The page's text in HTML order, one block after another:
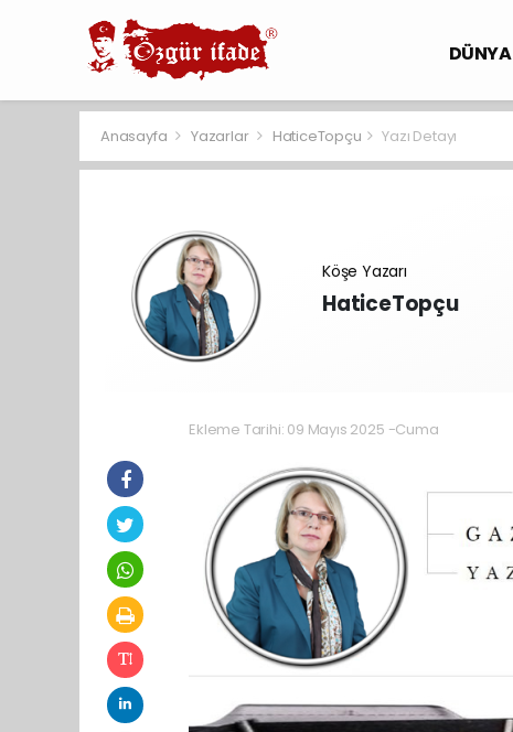
DÜNYA
Anasayfa Yazarlar HaticeTopçu Yazı Detayı
Köşe Yazarı
HaticeTopçu
Ekleme Tarihi: 09 Mayıs 2025 -Cuma